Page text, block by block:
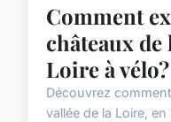
Comment
châteaux de
Loire à vélo?
Découvrez
vallée de la Loire,